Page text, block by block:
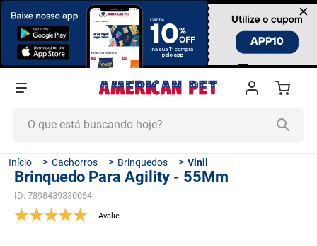
×
Cachorros Brinquedos Vinil
Brinquedo Para Agility - 55Mm
ID: 7898439330064
TERMOS MAIS BUSCADOS
1º
ração cachorro